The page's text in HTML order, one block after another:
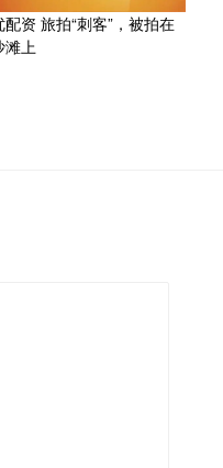
配资 旅拍“刺客”，被拍在
滩上